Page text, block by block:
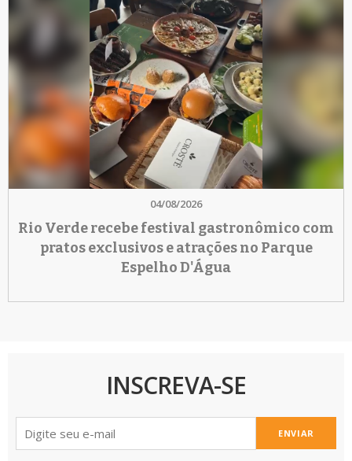
04/08/2026
Rio Verde recebe festival gastronômico com
pratos exclusivos e atrações no Parque
Espelho D'Água
INSCREVA-SE
ENVIAR